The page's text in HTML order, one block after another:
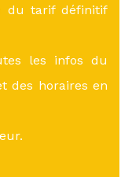
du tarif définitif
les infos du
des horaires en